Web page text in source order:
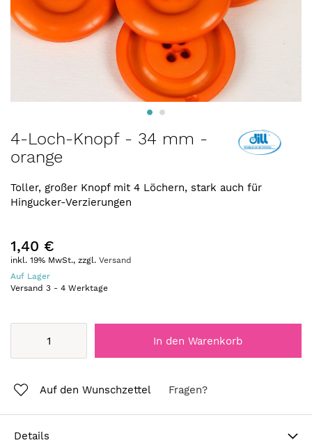
Anfang
der
springen
4-Loch-Knopf - 34 mm -
orange
Toller, großer Knopf mit 4 Löchern, stark auch für
Hingucker-Verzierungen
1,40 €
inkl. 19% MwSt., zzgl. Versand
Auf Lager
Versand 3 - 4 Werktage
In den Warenkorb
Auf den Wunschzettel Fragen?
Details